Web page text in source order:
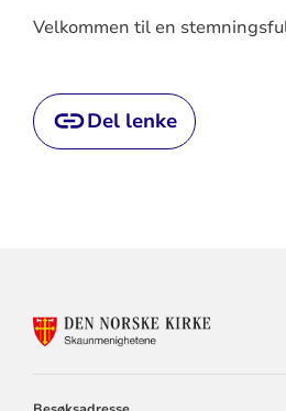
Velkommen til en
Del lenke